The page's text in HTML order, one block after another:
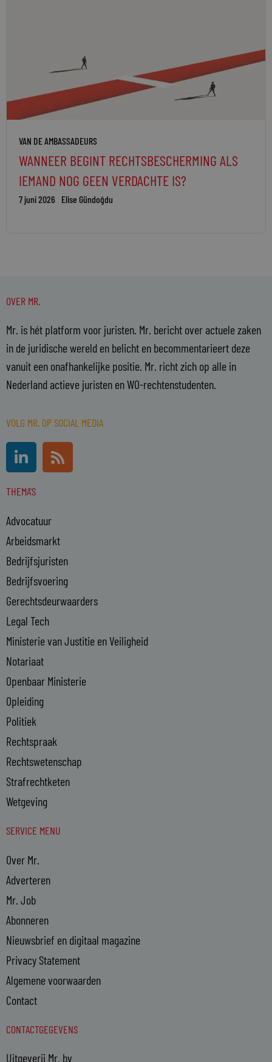
VAN DE AMBASSADEURS
WANNEER BEGINT RECHTSBESCHERMING ALS
IEMAND NOG GEEN VERDACHTE IS?
7 juni 2026 Elise Gündoğdu
OVER MR.
Mr. is hét platform voor juristen. Mr. bericht over actuele zaken
in de juridische wereld en belicht en becommentarieert deze
vanuit een onafhankelijke positie. Mr. richt zich op alle in
Nederland actieve juristen en WO-rechtenstudenten.
VOLG MR. OP SOCIAL MEDIA
L
i
n
k
d
i
n
-
i
n
R
s
s
THEMA'S
Advocatuur
Arbeidsmarkt
Bedrijfsjuristen
Bedrijfsvoering
Gerechtsdeurwaarders
Legal Tech
Ministerie van Justitie en Veiligheid
Notariaat
Openbaar Ministerie
Opleiding
Politiek
Rechtspraak
Rechtswetenschap
Strafrechtketen
Wetgeving
SERVICE MENU
Over Mr.
Adverteren
Mr. Job
Abonneren
Nieuwsbrief en digitaal magazine
Privacy Statement
Algemene voorwaarden
Contact
CONTACTGEGEVENS
Uitgeverij Mr. bv